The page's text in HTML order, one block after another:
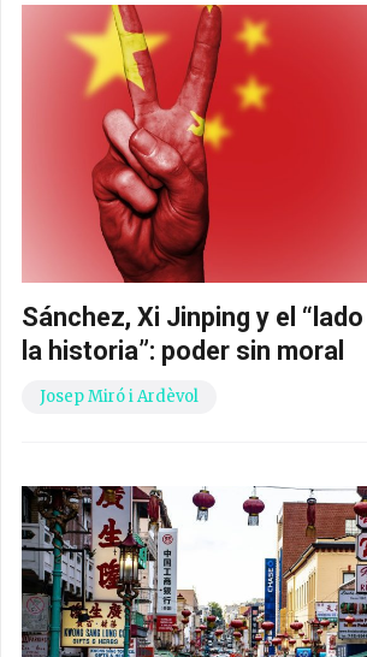
Sánchez, Xi Jinping y el
la historia”: poder sin moral
Josep Miró i Ardèvol